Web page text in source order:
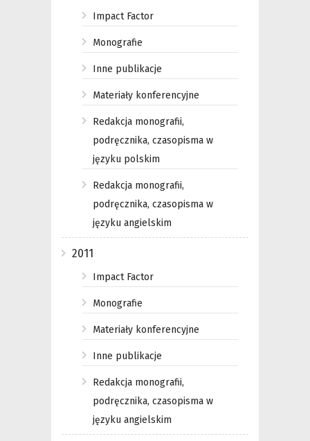
Impact Factor
Monografie
Inne publikacje
Materiały konferencyjne
Redakcja monografii,
podręcznika, czasopisma w
języku polskim
Redakcja monografii,
podręcznika, czasopisma w
języku angielskim
2011
Impact Factor
Monografie
Materiały konferencyjne
Inne publikacje
Redakcja monografii,
podręcznika, czasopisma w
języku angielskim